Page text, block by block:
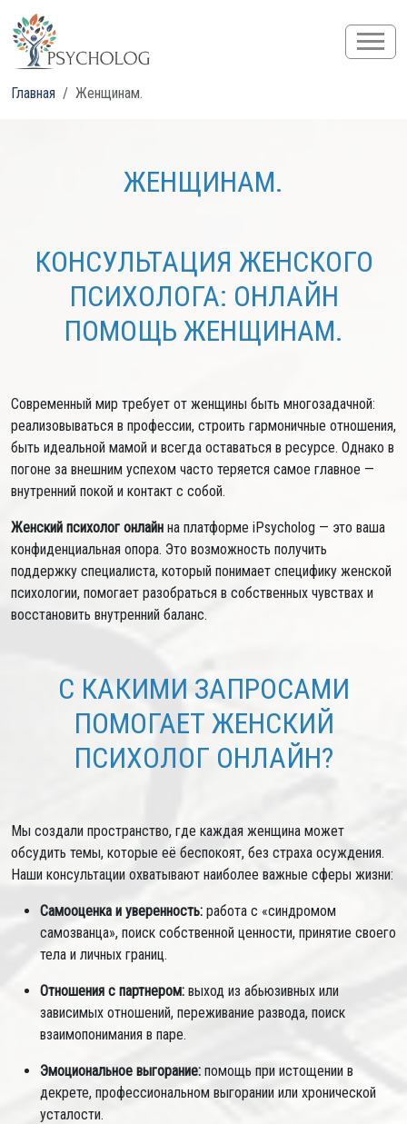
Главная Женщинам.
ЖЕНЩИНАМ.
КОНСУЛЬТАЦИЯ ЖЕНСКОГО
ПСИХОЛОГА: ОНЛАЙН
ПОМОЩЬ ЖЕНЩИНАМ.
Современный мир требует от женщины быть многозадачной:
реализовываться в профессии, строить гармоничные отношения,
быть идеальной мамой и всегда оставаться в ресурсе. Однако в
погоне за внешним успехом часто теряется самое главное —
внутренний покой и контакт с собой.
Женский психолог онлайн на платформе iPsycholog — это ваша
конфиденциальная опора. Это возможность получить
поддержку специалиста, который понимает специфику женской
психологии, помогает разобраться в собственных чувствах и
восстановить внутренний баланс.
С КАКИМИ ЗАПРОСАМИ
ПОМОГАЕТ ЖЕНСКИЙ
ПСИХОЛОГ ОНЛАЙН?
Мы создали пространство, где каждая женщина может
обсудить темы, которые её беспокоят, без страха осуждения.
Наши консультации охватывают наиболее важные сферы жизни:
Самооценка и уверенность: работа с «синдромом
самозванца», поиск собственной ценности, принятие своего
тела и личных границ.
Отношения с партнером: выход из абьюзивных или
зависимых отношений, переживание развода, поиск
взаимопонимания в паре.
Эмоциональное выгорание: помощь при истощении в
декрете, профессиональном выгорании или хронической
усталости.